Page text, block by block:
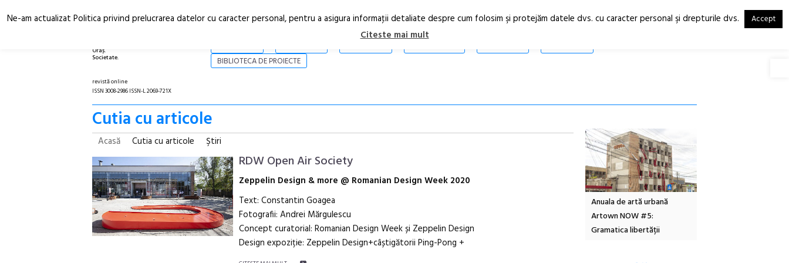
Oraș.
Societate.
RO
EN
BIBLIOTECA DE PROIECTE
revistă online
ISSN 3008-2986 ISSN-L 2069-721X
Cutia cu articole
Acasă Cutia cu articole Ştiri
RDW Open Air Society
Zeppelin Design & more @ Romanian Design Week 2020
Text: Constantin Goagea
Fotografii: Andrei Mărgulescu
Concept curatorial: Romanian Design Week și Zeppelin Design
Design expoziție: Zeppelin Design+câștigătorii Ping-Pong +
Anuala de artă urbană
Artown NOW #5:
Gramatica libertății
Ne-am actualizat Politica privind prelucrarea datelor cu caracter personal, pentru a asigura informaţii detaliate despre cum folosim şi protejăm datele dvs. cu caracter personal şi drepturile dvs. Accept
Citeste mai mult